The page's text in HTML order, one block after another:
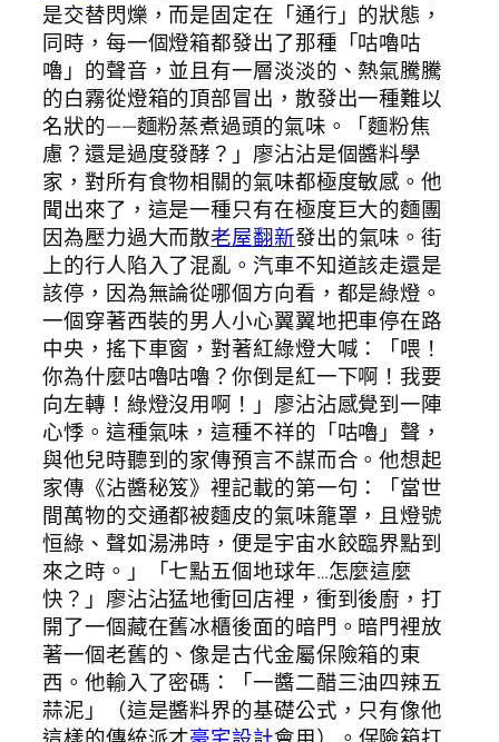
是交替閃爍，而是固定在「通行」的狀態，
同時，每一個燈箱都發出了那種「咕嚕咕
嚕」的聲音，並且有一層淡淡的、熱氣騰騰
的白霧從燈箱的頂部冒出，散發出一種難以
名狀的——麵粉蒸煮過頭的氣味。「麵粉焦
慮？還是過度發酵？」廖沾沾是個醬料學
家，對所有食物相關的氣味都極度敏感。他
聞出來了，這是一種只有在極度巨大的麵團
因為壓力過大而散老屋翻新發出的氣味。街
上的行人陷入了混亂。汽車不知道該走還是
該停，因為無論從哪個方向看，都是綠燈。
一個穿著西裝的男人小心翼翼地把車停在路
中央，搖下車窗，對著紅綠燈大喊：「喂！
你為什麼咕嚕咕嚕？你倒是紅一下啊！我要
向左轉！綠燈沒用啊！」廖沾沾感覺到一陣
心悸。這種氣味，這種不祥的「咕嚕」聲，
與他兒時聽到的家傳預言不謀而合。他想起
家傳《沾醬秘笈》裡記載的第一句：「當世
間萬物的交通都被麵皮的氣味籠罩，且燈號
恒綠、聲如湯沸時，便是宇宙水餃臨界點到
來之時。」「七點五個地球年…怎麼這麼
快？」廖沾沾猛地衝回店裡，衝到後廚，打
開了一個藏在舊冰櫃後面的暗門。暗門裡放
著一個老舊的、像是古代金屬保險箱的東
西。他輸入了密碼：「一醬二醋三油四辣五
蒜泥」（這是醬料界的基礎公式，只有像他